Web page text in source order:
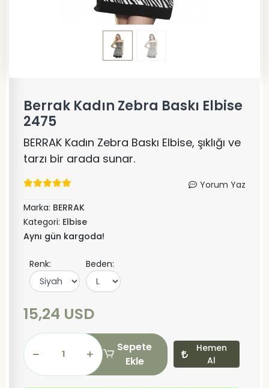
Berrak Kadın Zebra Baskı Elbise
2475
BERRAK Kadın Zebra Baskı Elbise, şıklığı ve
tarzı bir arada sunar.
Yorum Yaz
Marka: BERRAK
Kategori: Elbise
Aynı gün kargoda!
Renk: Beden:
15,24 USD
Sepete
Ekle
Hemen
Al